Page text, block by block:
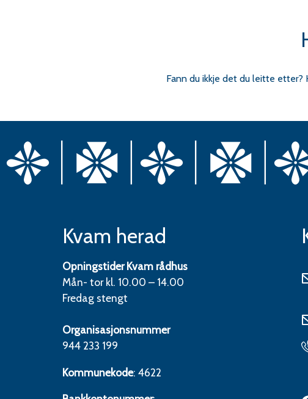
Fann du ikkje det du leitte
Kvam herad
Opningstider Kvam rådhus
Mån- tor kl. 10.00 – 14.00
Fredag stengt
Organisasjonsnummer
944 233 199
Kommunekode: 4622